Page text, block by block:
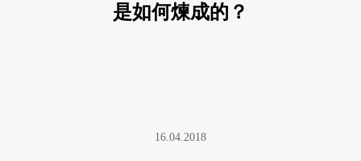
是如何煉成的？
16.04.2018